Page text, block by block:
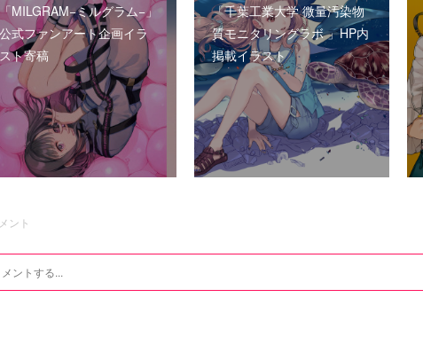
「MILGRAM−ミルグラム−」
公式ファンアート企画イラ
スト寄稿
「千葉工業大学 微量汚染物
質モニタリングラボ 」HP内
掲載イラスト
ント